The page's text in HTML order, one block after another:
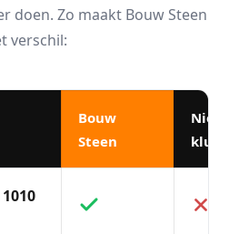
doen. Zo maakt Bouw Steen
verschil:
Bouw
Steen
Niet-